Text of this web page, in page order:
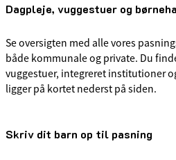
Dagpleje, vuggestuer og
Se oversigten med alle vores
både kommunale og private. Du
vuggestuer, integreret institutioner
ligger på kortet nederst på siden.
Skriv dit barn op til pasning